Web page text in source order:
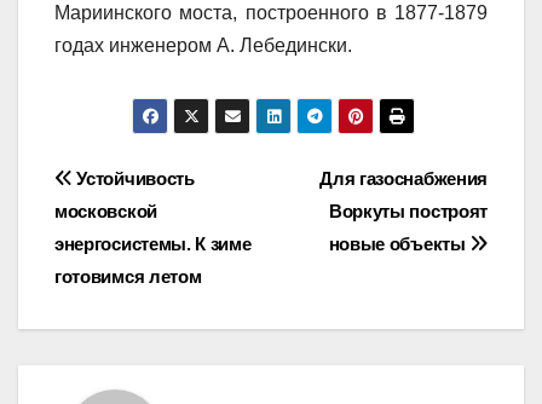
Мариинского моста, построенного в 1877-1879
годах инженером А. Лебедински.
Навигация
по
записям
Для газоснабжения
Воркуты построят
новые объекты
Устойчивость
московской
энергосистемы. К зиме
готовимся летом